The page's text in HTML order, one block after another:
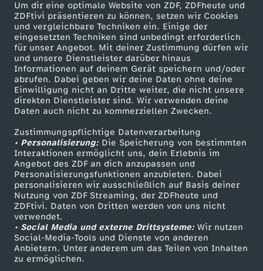
Um dir eine optimale Website von ZDF, ZDFheute und
ZDFtivi präsentieren zu können, setzen wir Cookies
und vergleichbare Techniken ein. Einige der
eingesetzten Techniken sind unbedingt erforderlich
für unser Angebot. Mit deiner Zustimmung dürfen wir
und unsere Dienstleister darüber hinaus
Informationen auf deinem Gerät speichern und/oder
abrufen. Dabei geben wir deine Daten ohne deine
Einwilligung nicht an Dritte weiter, die nicht unsere
direkten Dienstleister sind. Wir verwenden deine
Daten auch nicht zu kommerziellen Zwecken.
Zustimmungspflichtige Datenverarbeitung
• Personalisierung:Die Speicherung von bestimmten
Interaktionen ermöglicht uns, dein Erlebnis im
Angebot des ZDF an dich anzupassen und
Personalisierungsfunktionen anzubieten. Dabei
personalisieren wir ausschließlich auf Basis deiner
Nutzung von ZDF Streaming, der ZDFheute und
ZDFtivi. Daten von Dritten werden von uns nicht
verwendet.
• Social Media und externe Drittsysteme:Wir nutzen
Social-Media-Tools und Dienste von anderen
Anbietern. Unter anderem um das Teilen von Inhalten
zu ermöglichen.
r
u
n
g
e
n
d
e
r
Mehr ZDF
ZDF-Apps
Smart TV
ZDFtext
Livestreams
Sendungen A-Z
TV-Programm
Service
ZDFmitreden
Kontakt zum ZDF
Tickets
Zuschauerservice
Hilfe
ZDF Unternehmen
Karriere